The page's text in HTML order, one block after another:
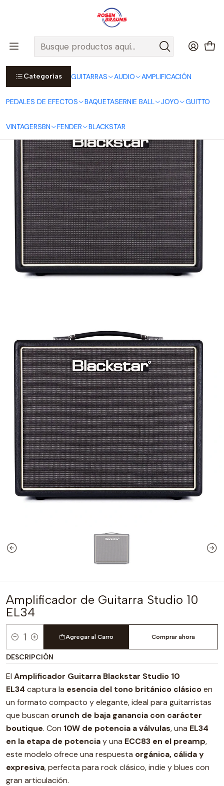
Categorías GUITARRAS AUDIO AMPLIFICACIÓN
PEDALES DE EFECTOS BAQUETASERNIE BALL JOYO GUITTO
VINTAGERSBN FENDER BLACKSTAR
Por compras sobre $25.000 en Santiago urbano, Colina o
Padre Hurtado, incluimos el despacho!
Ver Detalles
Inicio BLACKSTAR Amplificador de Guitarra Studio 10 EL34
Amplificador de Guitarra Studio 10
EL34
Cantidad
Agregar al Carro Comprar ahora
DESCRIPCIÓN
El Amplificador Guitarra Blackstar Studio 10
EL34 captura la esencia del tono británico clásicoen
un formato compacto y elegante, ideal para guitarristas
que buscan crunch de baja ganancia con carácter
boutique. Con 10W de potencia a válvulas, una EL34
en la etapa de potenciay una ECC83 en el preamp,
este modelo ofrece una respuesta orgánica, cálida y
expresiva, perfecta para rock clásico, indie y blues con
gran articulación.